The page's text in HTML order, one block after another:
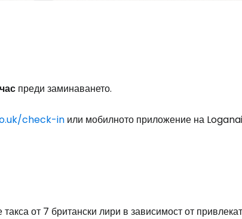
преди заминаването.
check-in или мобилното приложение на
от 7 британски лири в зависимост от